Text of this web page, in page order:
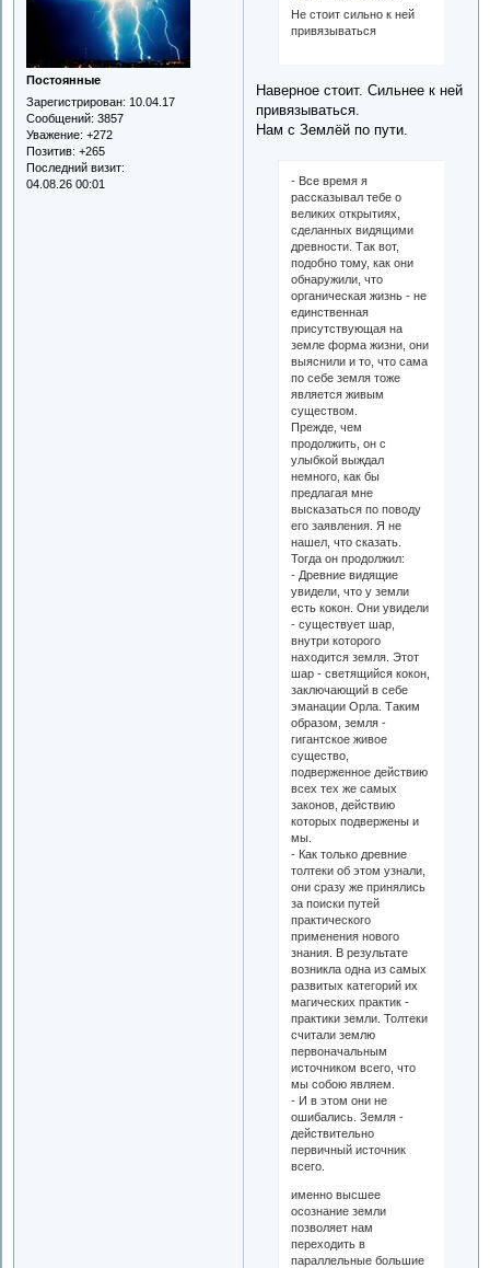
Постоянные
Зарегистрирован: 10.04.17
Сообщений: 3857
Уважение: +272
Позитив: +265
Последний визит:
04.08.26 00:01
Не стоит сильно к ней
привязываться
Наверное стоит. Сильнее к ней
привязываться.
Нам с Землёй по пути.
- Все время я
рассказывал тебе о
великих открытиях,
сделанных видящими
древности. Так вот,
подобно тому, как они
обнаружили, что
органическая жизнь - не
единственная
присутствующая на
земле форма жизни, они
выяснили и то, что сама
по себе земля тоже
является живым
существом.
Прежде, чем
продолжить, он с
улыбкой выждал
немного, как бы
предлагая мне
высказаться по поводу
его заявления. Я не
нашел, что сказать.
Тогда он продолжил:
- Древние видящие
увидели, что у земли
есть кокон. Они увидели
- существует шар,
внутри которого
находится земля. Этот
шар - светящийся кокон,
заключающий в себе
эманации Орла. Таким
образом, земля -
гигантское живое
существо,
подверженное действию
всех тех же самых
законов, действию
которых подвержены и
мы.
- Как только древние
толтеки об этом узнали,
они сразу же принялись
за поиски путей
практического
применения нового
знания. В результате
возникла одна из самых
развитых категорий их
магических практик -
практики земли. Толтеки
считали землю
первоначальным
источником всего, что
мы собою являем.
- И в этом они не
ошибались. Земля -
действительно
первичный источник
всего.
именно высшее
осознание земли
позволяет нам
переходить в
параллельные большие